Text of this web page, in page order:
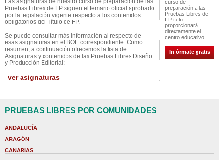
Las asignaturas de nuestro curso de preparación de las
Pruebas Libres de FP siguen el temario oficial aprobado
por la legislación vigente respecto a los contenidos
obligatorios del Título de FP.
Se puede consultar más información al respecto de
esas asignaturas en el BOE correspondiente. Como
resumen, a continuación ofrecemos la lista de
Asignaturas y contenidos de las Pruebas Libres Diseño
y Producción Editorial:
ver asignaturas
curso de
preparación a las
Pruebas Libres de
FP te lo
proporcionará
directamente el
centro educativo
Infórmate gratis
PRUEBAS LIBRES POR COMUNIDADES
ANDALUCÍA
ARAGÓN
CANARIAS